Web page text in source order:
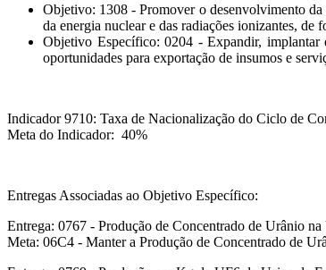
Objetivo: 1308 - Promover o desenvolvimento da
da energia nuclear e das radiações ionizantes, de
Objetivo Específico: 0204 - Expandir, implantar
oportunidades para exportação de insumos e
Indicador 9710: Taxa de Nacionalização do Ciclo de
Meta do Indicador: 40%
Entregas Associadas ao Objetivo Específico:
Entrega: 0767 - Produção de Concentrado de Urânio
Meta: 06C4 - Manter a Produção de Concentrado de